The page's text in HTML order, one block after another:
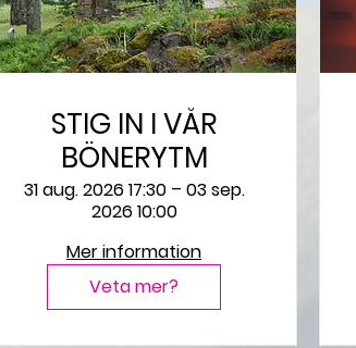
STIG IN I VÅR
BÖNERYTM
31 aug. 2026 17:30 – 03 sep.
2026 10:00
Mer information
Veta mer?